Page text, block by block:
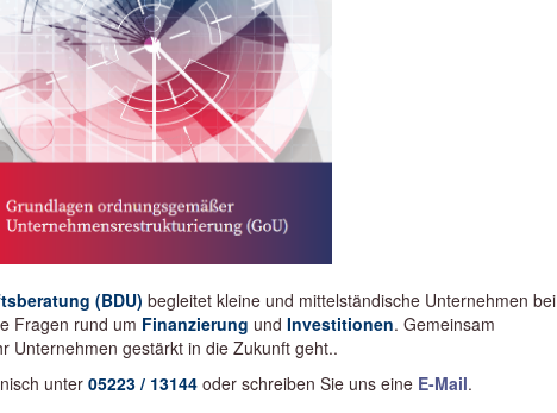
(BDU) begleitet kleine und mittelständische Unternehmen bei
Fragen rund um Finanzierung und Investitionen. Gemeinsam
Unternehmen gestärkt in die Zukunft geht..
unter 05223 / 13144 oder schreiben Sie uns eine E-Mail.